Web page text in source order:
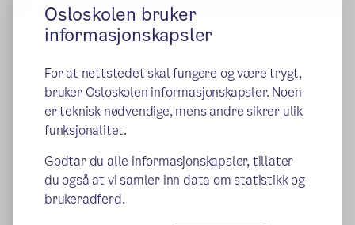
Osloskolen bruker
informasjonskapsler
For at nettstedet skal fungere og være trygt,
bruker Osloskolen informasjonskapsler. Noen
er teknisk nødvendige, mens andre sikrer ulik
funksjonalitet.
Godtar du alle informasjonskapsler, tillater
du også at vi samler inn data om statistikk og
brukeradferd.
Ta kontakt med skolens resepsjon eller din kontaktlærer
for å få skjemaet for samtykke om dette. Eleven må
signere.
08.11.2017